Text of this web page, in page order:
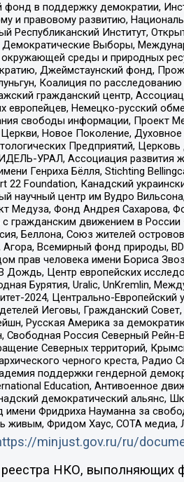
фонд в поддержку демократии,
и правовому развитию,
Республиканский Институт,
Выборы,
среды и природных
Джеймстаунский фонд,
Коалиция по
гражданский центр,
европейцев, Немецко-русский
свободы информации, Проект
Церкви, Новое Поколение,
Предприятий,
УРАЛ, Ассоциация развития
Генриха Бёлля, Stichting
22 Foundation, Канадский
научный центр им Вудро
Медуза, Фонд Андрея Сахарова,
гражданским движением в России
Беллона, Союз жителей
Агора, Всемирный фонд природы,
прав человека имени Бориса
Дождь, Центр европейских
Бурятия, Uralic, UnKremlin,
2024, Центрально-
Иеговы, Гражданский
Русская Америка за
Свободная Россия Северный
Северных территорий,
черного креста, Радио
поддержки гендерной
Education, Антивоенное
демократический альянс,
Фридриха Науманна за
живым, Фридом Хаус, СОТА медиа,
minjust.gov.ru/ru/
НКО, выполняющих